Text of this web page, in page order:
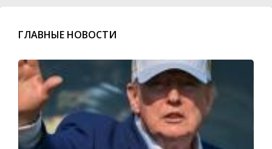
ГЛАВНЫЕ НОВОСТИ